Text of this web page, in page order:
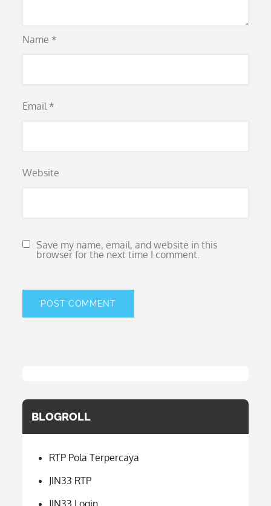
Name *
Email *
Website
Save my name, email, and website in this
browser for the next time I comment.
BLOGROLL
RTP Pola Terpercaya
JIN33 RTP
JIN33 Login